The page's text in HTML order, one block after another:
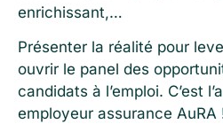
enrichissant,…
Présenter la réalité pour
ouvrir le panel des
candidats à l’emploi. C’est
employeur assurance AuRA